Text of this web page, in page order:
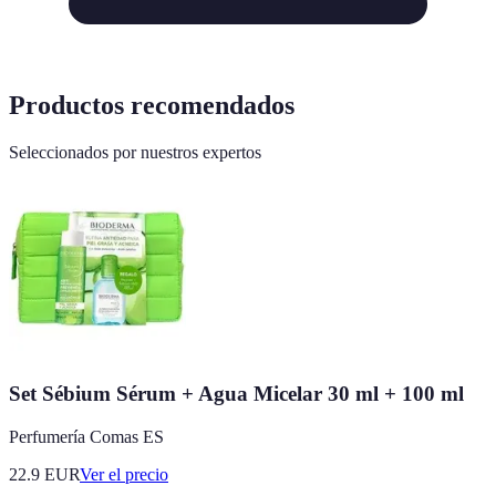
Productos recomendados
Seleccionados por nuestros expertos
Set Sébium Sérum + Agua Micelar 30 ml + 100 ml
Perfumería Comas ES
22.9 EURVer el precio